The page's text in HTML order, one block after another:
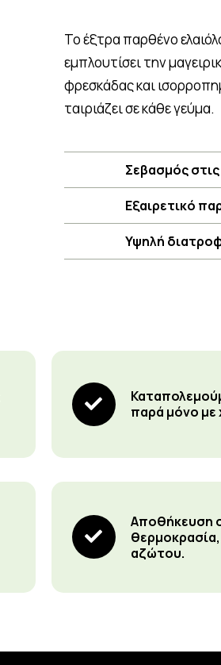
Το έξτρα παρθένο
εμπλουτίσει την
φρεσκάδας και
ταιριάζει σε κάθε γεύμα.
Σεβασμός
Εξαιρετικό
Υψηλή
παρά μόνο με
Αποθήκευση
αζώτου.